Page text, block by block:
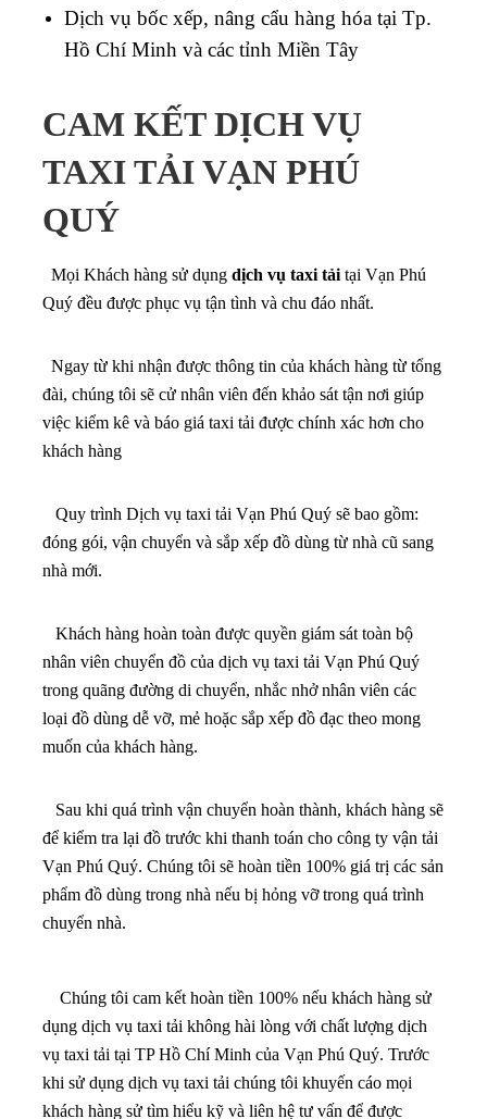
Dịch vụ bốc xếp, nâng cẩu hàng hóa tại Tp.
Hồ Chí Minh và các tỉnh Miền Tây
CAM KẾT DỊCH VỤ
TAXI TẢI VẠN PHÚ
QUÝ
Mọi Khách hàng sử dụng dịch vụ taxi tải tại Vạn Phú
Quý đều được phục vụ tận tình và chu đáo nhất.
Ngay từ khi nhận được thông tin của khách hàng từ tổng
đài, chúng tôi sẽ cử nhân viên đến khảo sát tận nơi giúp
việc kiểm kê và báo giá taxi tải được chính xác hơn cho
khách hàng
Quy trình Dịch vụ taxi tải Vạn Phú Quý sẽ bao gồm:
đóng gói, vận chuyển và sắp xếp đồ dùng từ nhà cũ sang
nhà mới.
Khách hàng hoàn toàn được quyền giám sát toàn bộ
nhân viên chuyển đồ của dịch vụ taxi tải Vạn Phú Quý
trong quãng đường di chuyển, nhắc nhở nhân viên các
loại đồ dùng dễ vỡ, mẻ hoặc sắp xếp đồ đạc theo mong
muốn của khách hàng.
Sau khi quá trình vận chuyển hoàn thành, khách hàng sẽ
để kiểm tra lại đồ trước khi thanh toán cho công ty vận tải
Vạn Phú Quý. Chúng tôi sẽ hoàn tiền 100% giá trị các sản
phẩm đồ dùng trong nhà nếu bị hỏng vỡ trong quá trình
chuyển nhà.
Chúng tôi cam kết hoàn tiền 100% nếu khách hàng sử
dụng dịch vụ taxi tải không hài lòng với chất lượng dịch
vụ taxi tải tại TP Hồ Chí Minh của Vạn Phú Quý. Trước
khi sử dụng dịch vụ taxi tải chúng tôi khuyến cáo mọi
khách hàng sử tìm hiểu kỹ và liên hệ tư vấn để được